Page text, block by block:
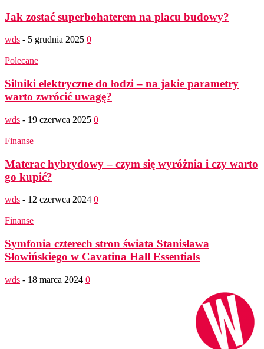
Jak zostać superbohaterem na placu budowy?
wds - 5 grudnia 2025 0
Polecane
Silniki elektryczne do łodzi – na jakie parametry
warto zwrócić uwagę?
wds - 19 czerwca 2025 0
Finanse
Materac hybrydowy – czym się wyróżnia i czy warto
go kupić?
wds - 12 czerwca 2024 0
Finanse
Symfonia czterech stron świata Stanisława
Słowińskiego w Cavatina Hall Essentials
wds - 18 marca 2024 0